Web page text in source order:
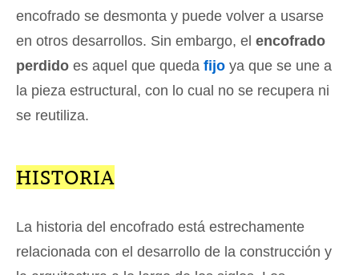
encofrado se desmonta y puede volver a usarse
en otros desarrollos. Sin embargo, el encofrado
perdido es aquel que queda fijo ya que se une a
la pieza estructural, con lo cual no se recupera ni
se reutiliza.
HISTORIA
La historia del encofrado está estrechamente
relacionada con el desarrollo de la construcción y